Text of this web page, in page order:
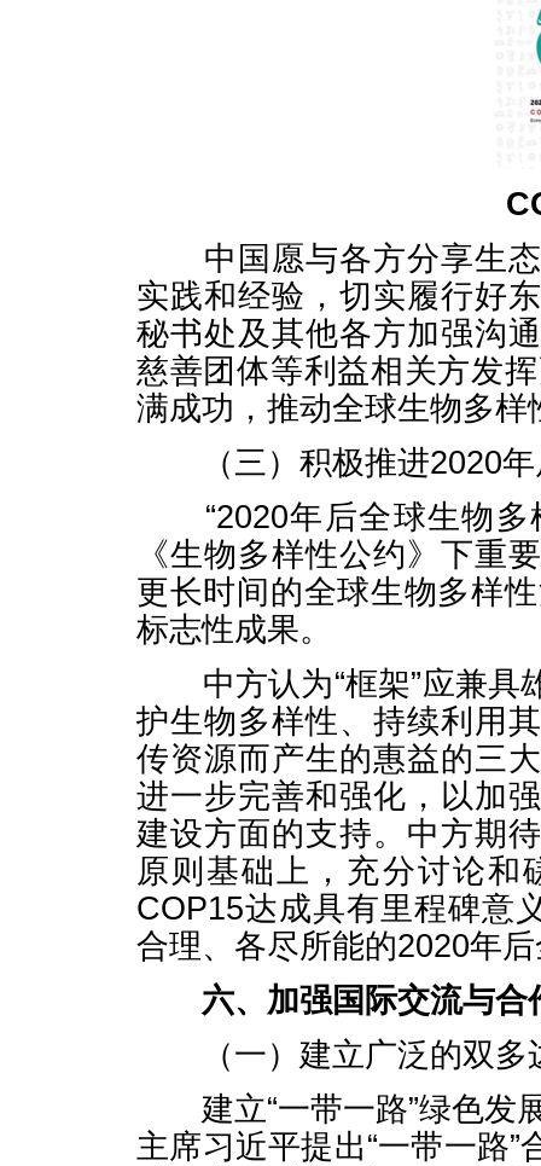
中国愿与各方分享生态
实践和经验，切实履行好
秘书处及其他各方加强沟
慈善团体等利益相关方发
满成功，推动全球生物多
（三）积极推进2020年
“2020年后全球生物多
《生物多样性公约》下重
更长时间的全球生物多样
标志性成果。
中方认为“框架”应兼具
护生物多样性、持续利用
传资源而产生的惠益的三
进一步完善和强化，以加
建设方面的支持。中方期
原则基础上，充分讨论和
COP15达成具有里程碑意
合理、各尽所能的2020年
六、加强国际交流与合
（一）建立广泛的双多
建立“一带一路”绿色发
主席习近平提出“一带一路